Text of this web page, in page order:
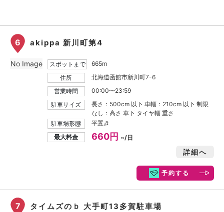
6 akippa 新川町第4
スポットまで
665m
住所
北海道函館市新川町7-6
営業時間
00:00〜23:59
駐車サイズ
長さ：500cm 以下 車幅：210cm 以下 制限
なし：高さ 車下 タイヤ幅 重さ
駐車場形態
平置き
最大料金
660円 ~/日
詳細へ
予約する
No Image
7 タイムズのｂ 大手町13多賀駐車場